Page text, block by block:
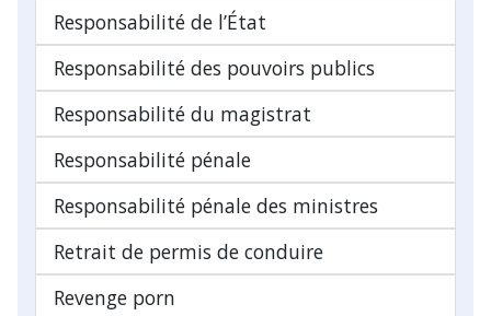
Responsabilité de l’État
Responsabilité des pouvoirs publics
Responsabilité du magistrat
Responsabilité pénale
Responsabilité pénale des ministres
Retrait de permis de conduire
Revenge porn